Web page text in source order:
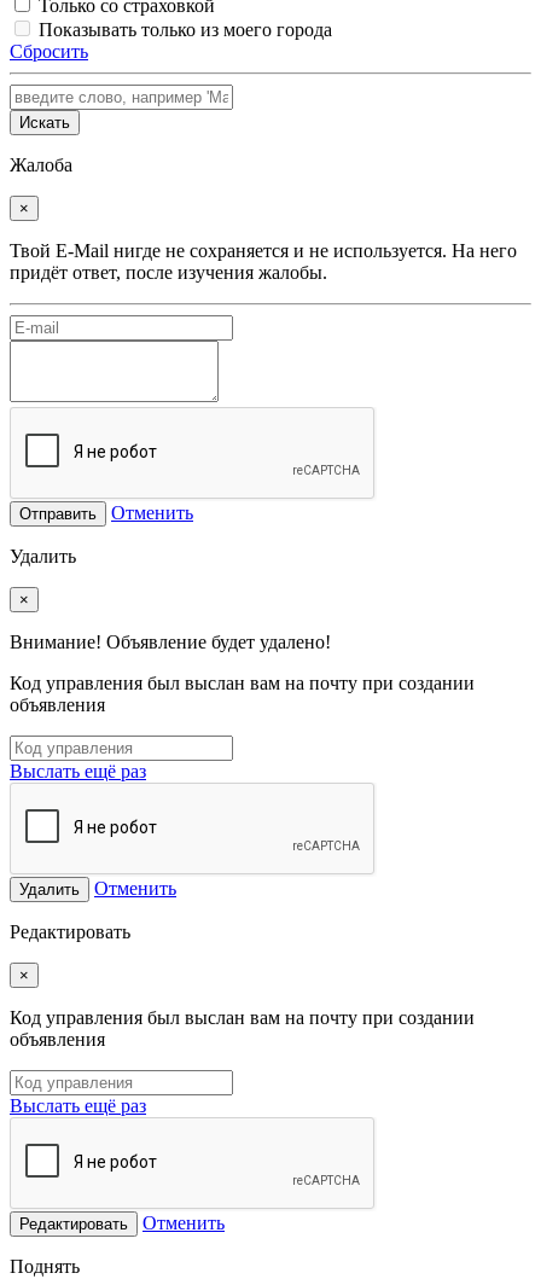
Только со страховкой
Показывать только из моего города
Сбросить
Искать
Жалоба
×
Твой E-Mail нигде не сохраняется и не используется. На него
придёт ответ, после изучения жалобы.
Отправить Отменить
Удалить
×
Внимание! Объявление будет удалено!
Код управления был выслан вам на почту при создании
объявления
Выслать ещё раз
Удалить Отменить
Редактировать
×
Код управления был выслан вам на почту при создании
объявления
Выслать ещё раз
Редактировать Отменить
Поднять